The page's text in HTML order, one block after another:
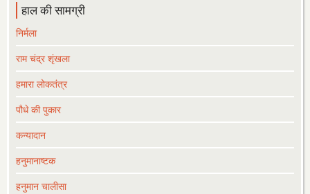
हाल की सामग्री
निर्मला
राम चंद्र शृंखला
हमारा लोकतंत्र
पौधे की पुकार
कन्यादान
हनुमानाष्टक
हनुमान चालीसा